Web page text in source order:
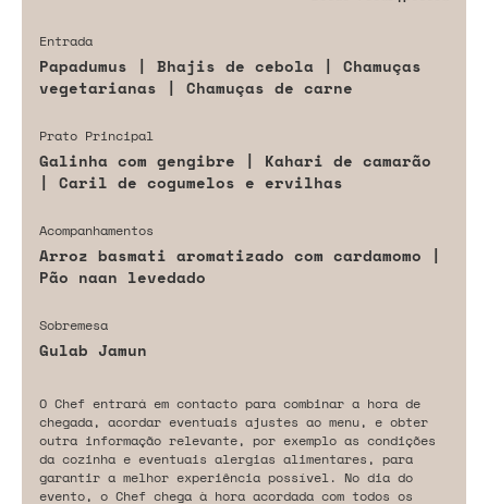
Entrada
Papadumus | Bhajis de cebola | Chamuças
vegetarianas | Chamuças de carne
Prato Principal
Galinha com gengibre | Kahari de camarão
| Caril de cogumelos e ervilhas
Acompanhamentos
Arroz basmati aromatizado com cardamomo |
Pão naan levedado
Sobremesa
Gulab Jamun
O Chef entrará em contacto para combinar a hora de
chegada, acordar eventuais ajustes ao menu, e obter
outra informação relevante, por exemplo as condições
da cozinha e eventuais alergias alimentares, para
garantir a melhor experiência possível. No dia do
evento, o Chef chega à hora acordada com todos os